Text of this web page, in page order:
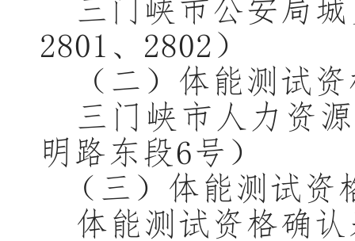
三门峡市公安局
2801、2802 ）
（二） 体能测试
三门峡市人力资
明路东段6号）
（三）体能测试
体能测试资格确